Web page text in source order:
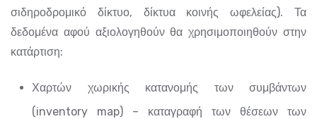
σιδηροδρομικό δίκτυο, δίκτυα κοινής ωφελείας). Τα
δεδομένα αφού αξιολογηθούν θα χρησιμοποιηθούν στην
κατάρτιση:
Χαρτών χωρικής κατανομής των συμβάντων
(inventory map) – καταγραφή των θέσεων των